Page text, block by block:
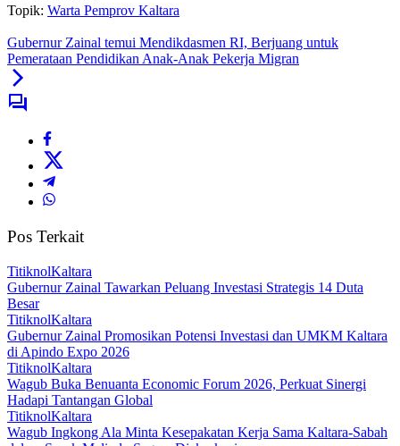
Topik: Warta Pemprov Kaltara
Gubernur Zainal temui Mendikdasmen RI, Berjuang untuk
Pemerataan Pendidikan Anak-Anak Pekerja Migran
Pos Terkait
TitiknolKaltara
Gubernur Zainal Tawarkan Peluang Investasi Strategis 14 Duta
Besar
TitiknolKaltara
Gubernur Zainal Promosikan Potensi Investasi dan UMKM Kaltara
di Apindo Expo 2026
TitiknolKaltara
Wagub Buka Benuanta Economic Forum 2026, Perkuat Sinergi
Hadapi Tantangan Global
TitiknolKaltara
Wagub Ingkong Ala Minta Kesepakatan Kerja Sama Kaltara-Sabah